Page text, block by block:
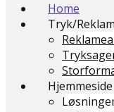
Home
Tryk/
Hjemmeside